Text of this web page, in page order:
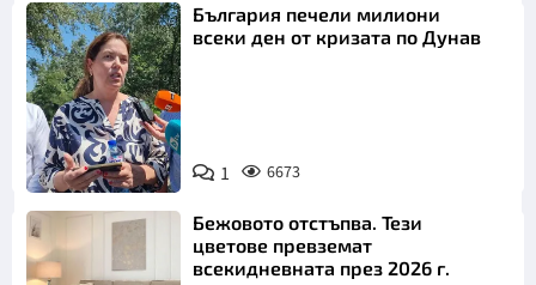
Снимка: БТА
България печели милиони
всеки ден от кризата по Дунав
1 6673
Бежовото отстъпва. Тези
цветове превземат
всекидневната през 2026 г.